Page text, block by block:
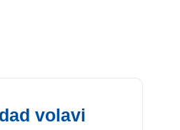
volavi